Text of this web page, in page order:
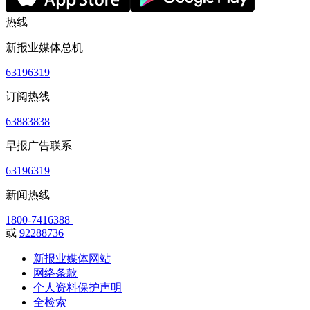
热线
新报业媒体总机
63196319
订阅热线
63883838
早报广告联系
63196319
新闻热线
1800-7416388
或 92288736
新报业媒体网站
网络条款
个人资料保护声明
全检索